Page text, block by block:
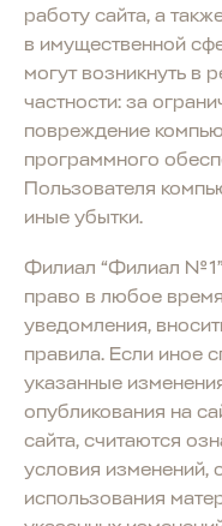
работу сайта, а
в имущественной
могут возникнуть в
частности: за
повреждение
программного
Пользователя
иные убытки.
Филиал “Филиал
право в любое
уведомления,
правила. Если иное
указанные
опубликования на
сайта, считаются
условия изменений,
использования